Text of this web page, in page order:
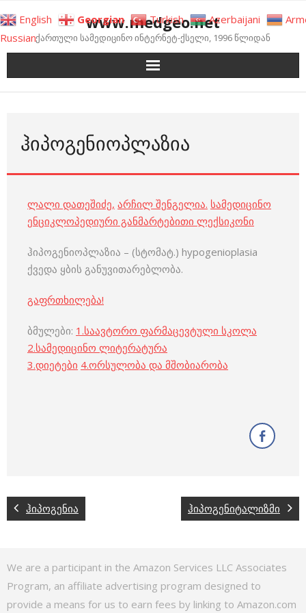
to
content
www.medgeo.net
ქართული სამედიცინო ინტერნეტ-ქსელი, 1996 წლიდან
ᲰᲘᲞᲝᲒᲔᲜᲘᲝᲞᲚᲐᲖᲘᲐ
ლალი დათეშიძე, არჩილ შენგელია. სამედიცინო
ენციკლოპედიური განმარტებითი ლექსიკონი
ჰიპოგენიოპლაზია – (სტომატ.) hypogenioplasia
ქვედა ყბის განუვითარებლობა.
გაფრთხილება!
ბმულები: 1.საავტორო ფარმაცევტული სკოლა
2.სამედიცინო ლიტერატურა
3.დიეტები 4.ორსულობა და მშობიარობა
ჰიპოგენია ჰიპოგენიტალიზმი
We are a participant in the Amazon Services LLC Associates
Program, an affiliate advertising program designed to
provide a means for us to earn fees by linking to Amazon.com
English Georgian Turkish Azerbaijani
Russian